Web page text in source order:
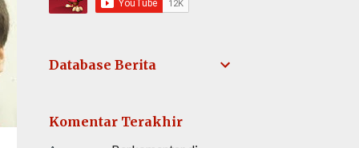
Database Berita
Komentar Terakhir